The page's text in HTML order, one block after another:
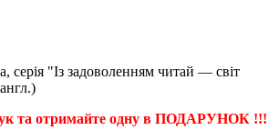
серія "Із задоволенням читай — світ
та отримайте одну в ПОДАРУНОК !!!